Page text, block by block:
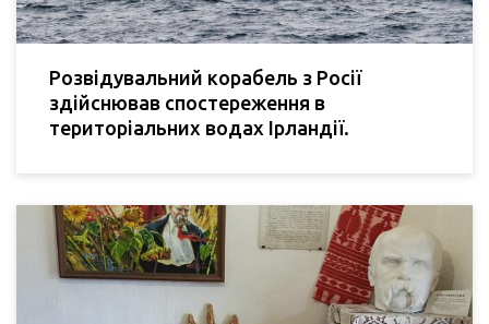
Розвідувальний корабель з Росії
здійснював спостереження в
територіальних водах Ірландії.